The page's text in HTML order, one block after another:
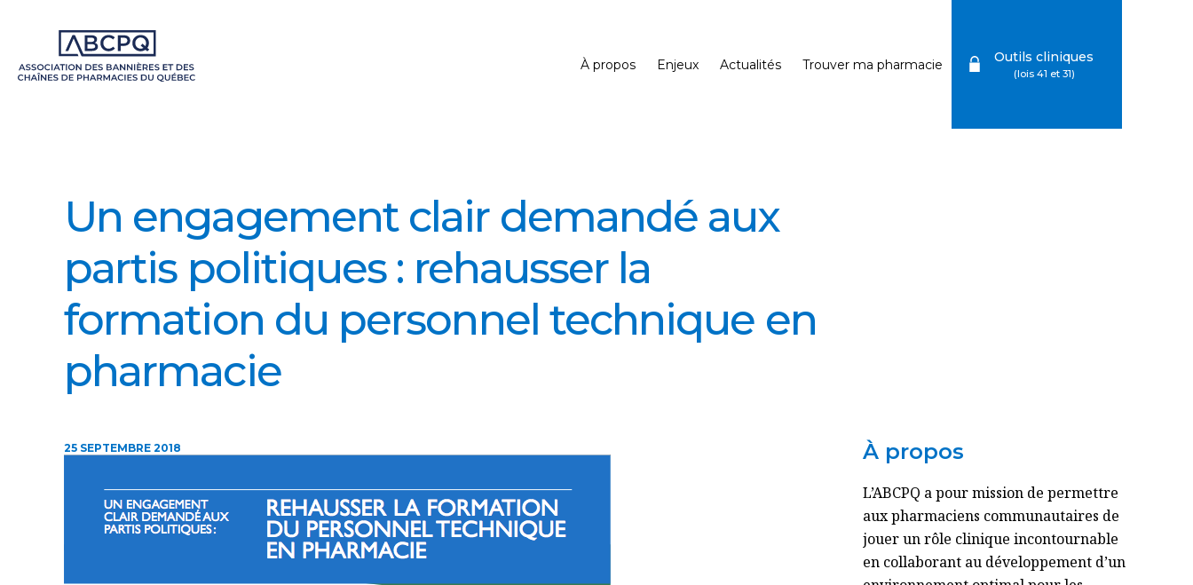
À propos Enjeux Actualités Trouver ma pharmacie Outils cliniques
Un engagement clair demandé aux
partis politiques : rehausser la
formation du personnel technique en
pharmacie
25 SEPTEMBRE 2018 À propos
L’ABCPQ a pour mission de permettre
aux pharmaciens communautaires de
jouer un rôle clinique incontournable
en collaborant au développement d’un